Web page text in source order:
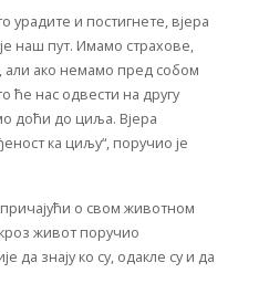
урадите и постигнете, вјера
наш пут. Имамо страхове,
ако немамо пред собом
ће нас одвести на другу
доћи до циља. Вјера
ка циљу“, поручио је
о свом животном
живот поручио
да знају ко су, одакле су и да